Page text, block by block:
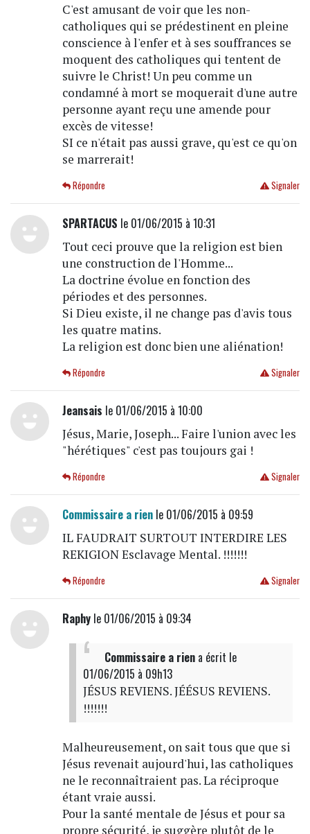
C'est amusant de voir que les non-
catholiques qui se prédestinent en pleine
conscience à l'enfer et à ses souffrances se
moquent des catholiques qui tentent de
suivre le Christ! Un peu comme un
condamné à mort se moquerait d'une autre
personne ayant reçu une amende pour
excès de vitesse!
SI ce n'était pas aussi grave, qu'est ce qu'on
se marrerait!
Signaler
Répondre
SPARTACUS le 01/06/2015 à 10:31
Tout ceci prouve que la religion est bien
une construction de l'Homme...
La doctrine évolue en fonction des
périodes et des personnes.
Si Dieu existe, il ne change pas d'avis tous
les quatre matins.
La religion est donc bien une aliénation!
Signaler
Répondre
Jeansais le 01/06/2015 à 10:00
Jésus, Marie, Joseph... Faire l'union avec les
"hérétiques" c'est pas toujours gai !
Signaler
Répondre
Commissaire a rienle 01/06/2015 à 09:59
IL FAUDRAIT SURTOUT INTERDIRE LES
REKIGION Esclavage Mental. !!!!!!!
Signaler
Répondre
Raphyle 01/06/2015 à 09:34
Commissaire a riena écrit le
01/06/2015 à 09h13
JÉSUS REVIENS. JÉÉSUS REVIENS.
!!!!!!!
Malheureusement, on sait tous que que si
Jésus revenait aujourd'hui, las catholiques
ne le reconnaîtraient pas. La réciproque
étant vraie aussi.
Pour la santé mentale de Jésus et pour sa
propre sécurité, je suggère plutôt de le